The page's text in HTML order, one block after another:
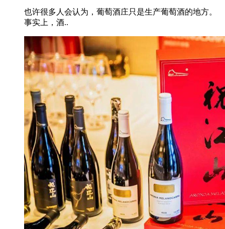
也许很多人会认为，葡萄酒庄只是生产葡萄酒的地方。
事实上，酒..